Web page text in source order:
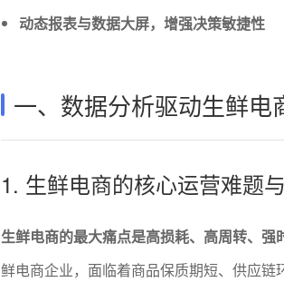
动态报表与数据大屏，增强决策敏捷性
一、数据分析驱动生鲜
1. 生鲜电商的核心运营难题
生鲜电商的最大痛点是高损耗、高周转、强
鲜电商企业，面临着商品保质期短、供应